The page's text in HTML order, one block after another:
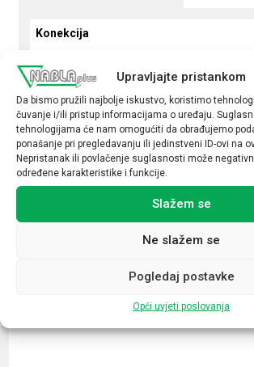
Upravljajte pristankom
Da bismo pružili najbolje iskustvo, koristimo
čuvanje i/ili pristup informacijama o uređaju.
tehnologijama će nam omogućiti da obrađujemo
ponašanje pri pregledavanju ili jedinstveni ID-ovi na
Nepristanak ili povlačenje suglasnosti može
određene karakteristike i funkcije.
Slažem se
Ne slažem se
Pogledaj postavke
Opći uvjeti poslovanja
Konekcija
Boja stezaljke
siva
Presjek stezaljke
6 mm2
Povezani proizvodi